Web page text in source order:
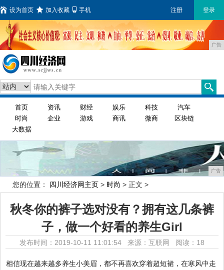
设为首页 加入收藏 手机 注册 登录
广告
首页 资讯 财经 娱乐 科技
汽车
时尚
企业 游戏 商讯 微商
区块链
大数据
广告
您的位置： 四川经济网主页 > 时尚 > 正文 >
秋冬你的裤子选对没有？拥有这几条裤
子，做一个好看的养生Girl
发布时间：2019-10-11 11:01:54 来源：互联网 阅读：18
相信现在越来越多养生小美眉，都不再喜欢穿着超短裙，在寒风中走